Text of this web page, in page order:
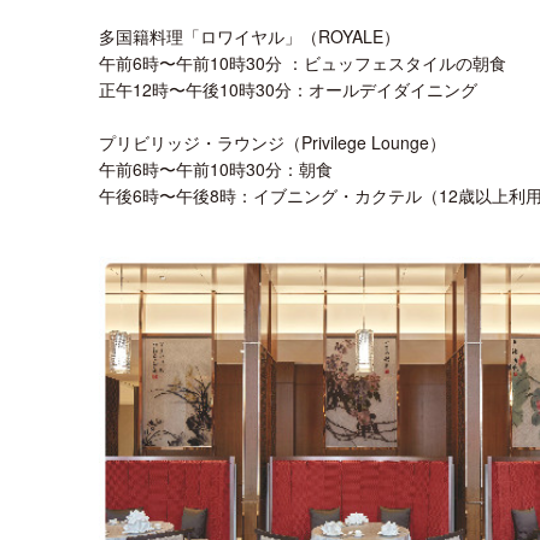
多国籍料理「ロワイヤル」（ROYALE）
午前6時〜午前10時30分 ：ビュッフェスタイルの朝食
正午12時〜午後10時30分：オールデイダイニング
プリビリッジ・ラウンジ（Privilege Lounge）
午前6時〜午前10時30分：朝食
午後6時〜午後8時：イブニング・カクテル（12歳以上利